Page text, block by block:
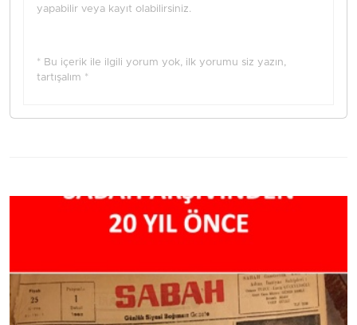
yapabilir veya kayıt olabilirsiniz.
* Bu içerik ile ilgili yorum yok, ilk yorumu siz yazın,
tartışalım *